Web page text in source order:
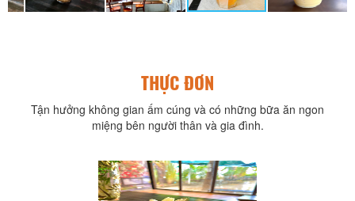
THỰC ĐƠN
Tận hưởng không gian ấm cúng và có những bữa ăn ngon
miệng bên người thân và gia đình.